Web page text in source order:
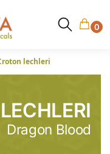
0
lechleri
Dragon Blood